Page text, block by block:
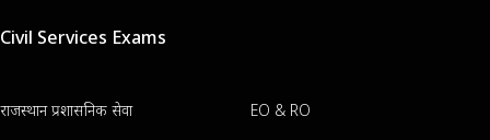
Civil Services Exams
राजस्थान प्रशासनिक सेवा EO & RO